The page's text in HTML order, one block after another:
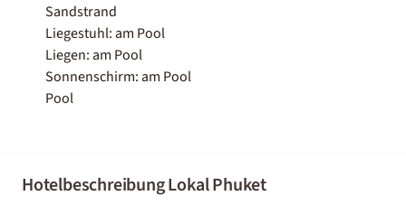
Sandstrand
Liegestuhl: am Pool
Liegen: am Pool
Sonnenschirm: am Pool
Pool
Hotelbeschreibung Lokal Phuket